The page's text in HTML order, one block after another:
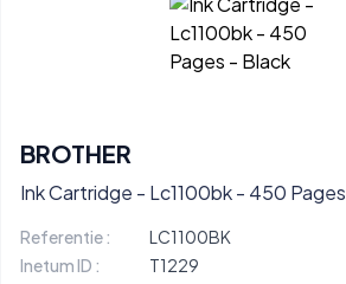
BROTHER
Ink Cartridge - Lc1100bk - 450
Referentie :
LC1100BK
Inetum ID :
T1229